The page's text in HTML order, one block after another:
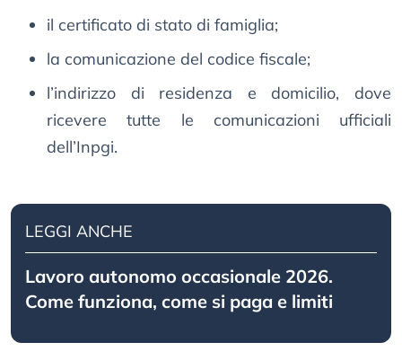
il certificato di stato di famiglia;
la comunicazione del codice fiscale;
l’indirizzo di residenza e domicilio, dove
ricevere tutte le comunicazioni ufficiali
dell’Inpgi.
LEGGI ANCHE
Lavoro autonomo occasionale 2026.
Come funziona, come si paga e limiti